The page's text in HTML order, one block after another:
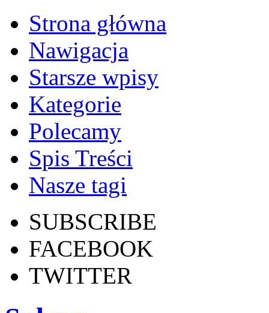
Strona główna
Nawigacja
Starsze wpisy
Kategorie
Polecamy
Spis Treści
Nasze tagi
SUBSCRIBE
FACEBOOK
TWITTER